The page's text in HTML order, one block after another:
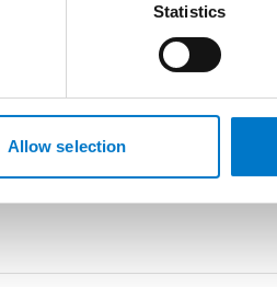
Statistics
Allow selection